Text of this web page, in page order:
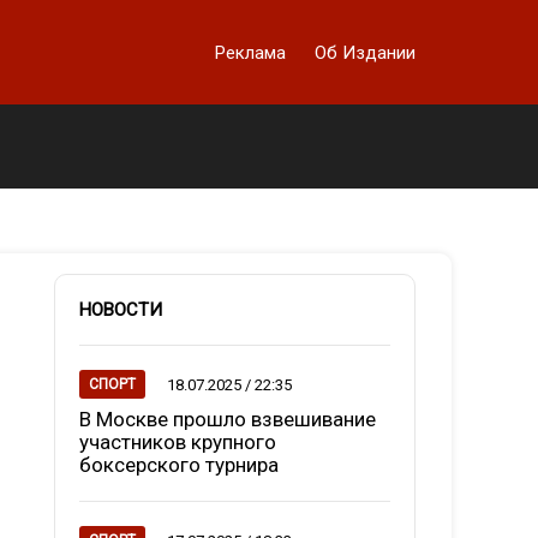
Реклама Об Издании
НОВОСТИ
СПОРТ 18.07.2025 / 22:35
В Москве прошло взвешивание
участников крупного
боксерского турнира